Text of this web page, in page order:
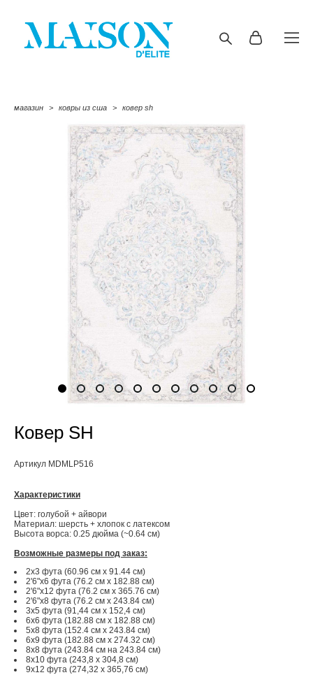
магазин > ковры из сша > ковер sh
Ковер SH
Артикул MDMLP516
Характеристики
Цвет: голубой + айвори
Материал: шерсть + хлопок с латексом
Высота ворса: 0.25 дюйма (~0.64 см)
Возможные размеры под заказ:
2x3 фута (60.96 см x 91.44 см)
2'6"x6 фута (76.2 см x 182.88 см)
2'6"x12 фута (76.2 см x 365.76 см)
2'6"x8 фута (76.2 см x 243.84 см)
3x5 фута (91,44 см х 152,4 см)
6x6 фута (182.88 см x 182.88 см)
5x8 фута (152.4 см x 243.84 см)
6x9 фута (182.88 см x 274.32 см)
8x8 фута (243.84 см на 243.84 см)
8x10 фута (243,8 x 304,8 см)
9x12 фута (274,32 x 365,76 см)